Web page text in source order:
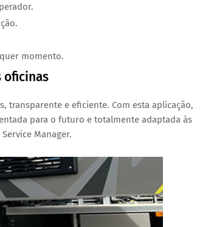
momento.
oficinas
transparente e eficiente. Com esta aplicação,
para o futuro e totalmente adaptada às
Service Manager.